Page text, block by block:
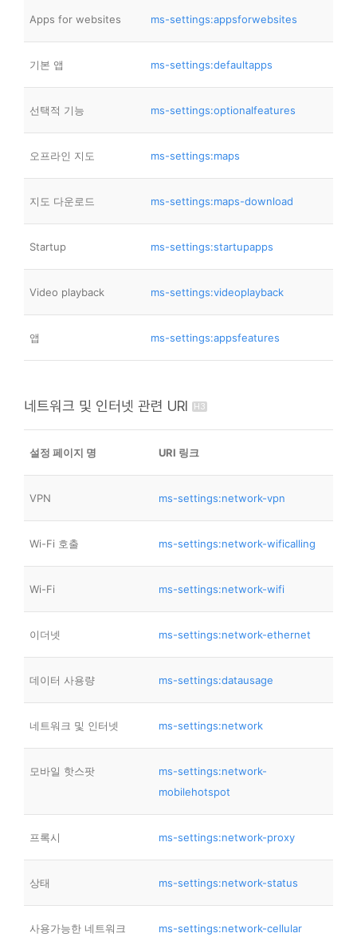
Apps for websites ms-settings:appsforwebsites
기본 앱 ms-settings:defaultapps
선택적 기능 ms-settings:optionalfeatures
오프라인 지도 ms-settings:maps
지도 다운로드 ms-settings:maps-download
Startup ms-settings:startupapps
Video playback ms-settings:videoplayback
앱 ms-settings:appsfeatures
네트워크 및 인터넷 관련 URI
설정 페이지 명 URI 링크
VPN ms-settings:network-vpn
Wi-Fi 호출 ms-settings:network-wificalling
Wi-Fi ms-settings:network-wifi
이더넷 ms-settings:network-ethernet
데이터 사용량 ms-settings:datausage
네트워크 및 인터넷 ms-settings:network
모바일 핫스팟
ms-settings:network-
mobilehotspot
프록시 ms-settings:network-proxy
상태 ms-settings:network-status
사용가능한 네트워크
ms-settings:network-cellular